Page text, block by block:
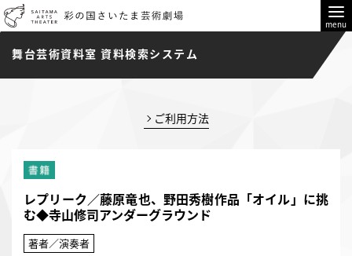
menu
舞台芸術資料室 資料検索システム
ご利用方法
レプリーク／藤原竜也、野田秀樹作品「オイル」に挑
む◆寺山修司アンダーグラウンド
著者／演奏者